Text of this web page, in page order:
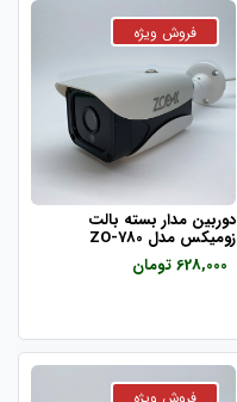
دوربین مدار بسته بالت
زومیکس مدل ZO-780
628,000 تومان